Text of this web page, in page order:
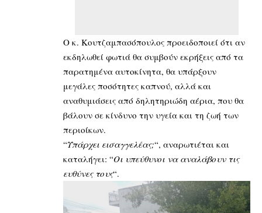
Ο κ. Κουτζαμπασόπουλος προειδοποιεί ότι αν
εκδηλωθεί φωτιά θα συμβούν εκρήξεις από τα
παρατημένα αυτοκίνητα, θα υπάρξουν
μεγάλες ποσότητες καπνού, αλλά και
αναθυμιάσεις από δηλητηριώδη αέρια, που θα
βάλουν σε κίνδυνο την υγεία και τη ζωή των
περιοίκων.
“Υπάρχει εισαγγελέας;“, αναρωτιέται και
καταλήγει: “Οι υπεύθυνοι να αναλάβουν τις
ευθύνες τους“.